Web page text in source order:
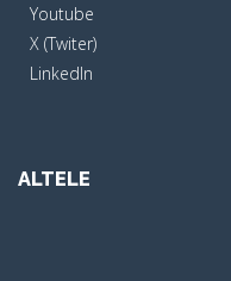
Youtube
X (Twiter)
LinkedIn
ALTELE